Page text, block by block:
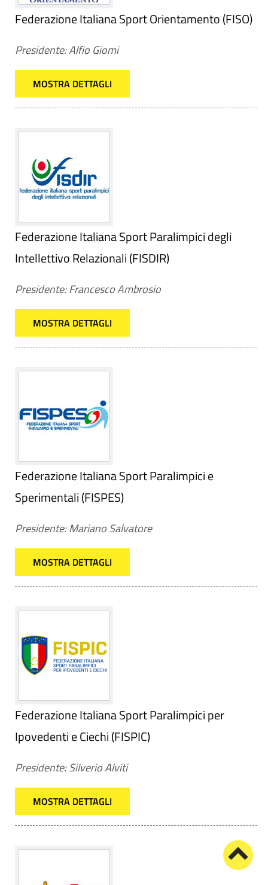
Federazione Italiana Sport Orientamento (FISO)
Presidente: Alfio Giomi
MOSTRA DETTAGLI
Federazione Italiana Sport Paralimpici degli
Intellettivo Relazionali (FISDIR)
Presidente: Francesco Ambrosio
MOSTRA DETTAGLI
Federazione Italiana Sport Paralimpici e
Sperimentali (FISPES)
Presidente: Mariano Salvatore
MOSTRA DETTAGLI
Federazione Italiana Sport Paralimpici per
Ipovedenti e Ciechi (FISPIC)
Presidente: Silverio Alviti
MOSTRA DETTAGLI